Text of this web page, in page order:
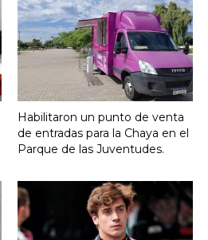
Habilitaron un punto de venta
de entradas para la Chaya en el
Parque de las Juventudes.